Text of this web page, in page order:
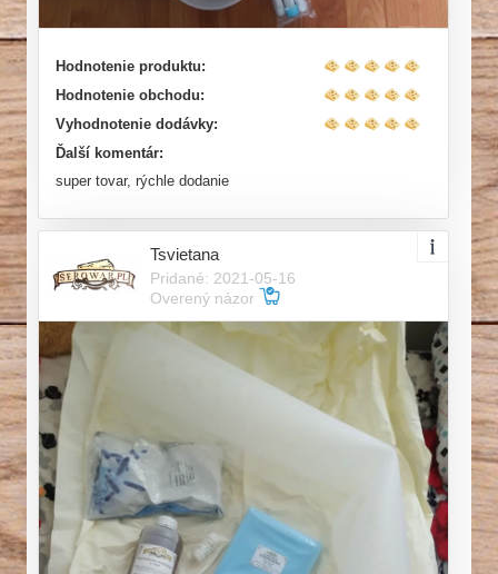
Hodnotenie produktu:
Hodnotenie obchodu:
Vyhodnotenie dodávky:
Ďalší komentár:
super tovar, rýchle dodanie
Tsvietana
Pridané: 2021-05-16
Overený názor